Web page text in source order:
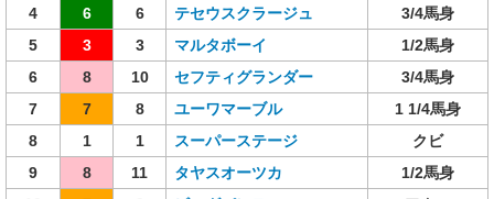
4
6 6 テセウスクラージュ
3/4馬身
5
3 3 マルタボーイ
1/2馬身
6
8 10 セフティグランダー
3/4馬身
7
7 8 ユーワマーブル
1 1/4馬身
8
1 1 スーパーステージ
クビ
9
8 11 タヤスオーツカ
1/2馬身